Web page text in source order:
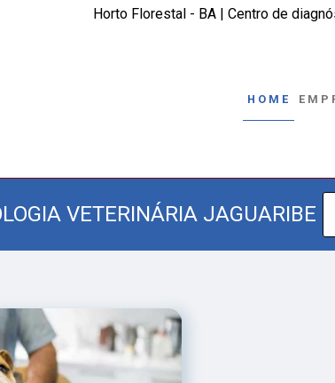
Horto Florestal - BA | Centro de
HOME
VETERINÁRIA JAGUARIBE